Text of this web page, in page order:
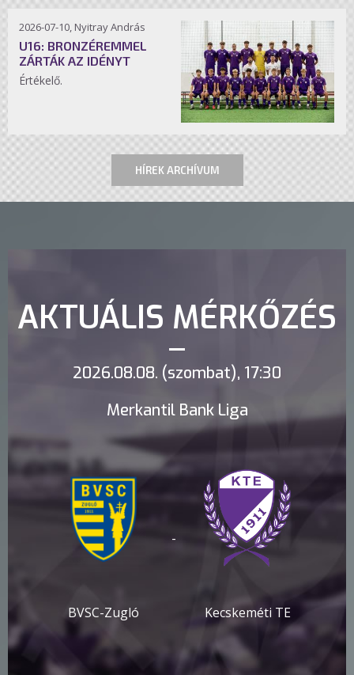
2026-07-10, Nyitray András
U16: BRONZÉREMMEL
ZÁRTÁK AZ IDÉNYT
Értékelő.
HÍREK ARCHÍVUM
AKTUÁLIS MÉRKŐZÉS
2026.08.08. (szombat), 17:30
Merkantil Bank Liga
BVSC-Zugló
-
Kecskeméti TE